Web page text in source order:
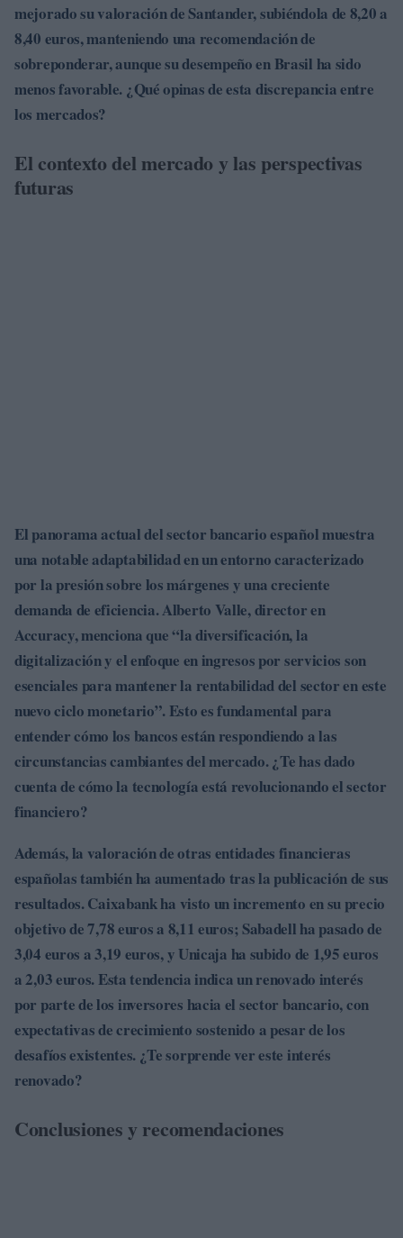
mejorado su valoración de Santander, subiéndola de 8,20a
8,40 euros, manteniendo una recomendación de
sobreponderar, aunque su desempeño en Brasil ha sido
menos favorable. ¿Qué opinas de esta discrepancia entre
los mercados?
El contexto del mercado y las perspectivas
futuras
El panorama actual del sector bancario español muestra
una notable adaptabilidad en un entorno caracterizado
por la presión sobre los márgenes y una creciente
demanda de eficiencia. Alberto Valle, director en
Accuracy, menciona que “la diversificación, la
digitalización y el enfoque en ingresos por servicios son
esenciales para mantener la rentabilidad del sector en este
nuevo ciclo monetario”. Esto es fundamental para
entender cómo los bancos están respondiendo a las
circunstancias cambiantes del mercado. ¿Te has dado
cuenta de cómo la tecnología está revolucionando el sector
financiero?
Además, la valoración de otras entidades financieras
españolas también ha aumentado tras la publicación de sus
resultados.Caixabankha visto un incremento en su precio
objetivo de7,78 eurosa 8,11 euros;Sabadellha pasado de
3,04 euros a3,19 euros, y Unicaja ha subido de 1,95 euros
a2,03 euros. Esta tendencia indica un renovado interés
por parte de los inversores hacia el sector bancario, con
expectativas de crecimiento sostenido a pesar de los
desafíos existentes. ¿Te sorprende ver este interés
renovado?
Conclusiones y recomendaciones